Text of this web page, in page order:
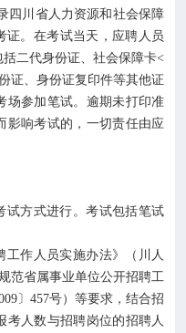
四川省人力资源和社会保障
证。在考试当天，应聘人员
二代身份证、社会保障卡<
证、身份证复印件等其他证
场参加笔试。逾期未打印准
影响考试的，一切责任由应
方式进行。考试包括笔试
作人员实施办法》（川人
范省属事业单位公开招聘工
〕457号）等要求，结合招
考人数与招聘岗位的招聘人